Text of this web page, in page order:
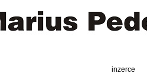
inzerce